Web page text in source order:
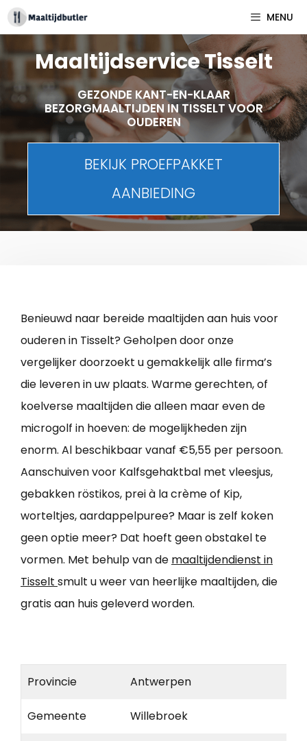
Spring
naar
inhoud
MENU
Maaltijdservice Tisselt
GEZONDE KANT-EN-KLAAR
BEZORGMAALTIJDEN IN TISSELT VOOR
OUDEREN
BEKIJK PROEFPAKKET
AANBIEDING
Benieuwd naar bereide maaltijden aan huis voor
ouderen in Tisselt? Geholpen door onze
vergelijker doorzoekt u gemakkelijk alle firma’s
die leveren in uw plaats. Warme gerechten, of
koelverse maaltijden die alleen maar even de
microgolf in hoeven: de mogelijkheden zijn
enorm. Al beschikbaar vanaf €5,55 per persoon.
Aanschuiven voor Kalfsgehaktbal met vleesjus,
gebakken röstikos, prei à la crème of Kip,
worteltjes, aardappelpuree? Maar is zelf koken
geen optie meer? Dat hoeft geen obstakel te
vormen. Met behulp van de maaltijdendienst in
Tisselt smult u weer van heerlijke maaltijden, die
gratis aan huis geleverd worden.
Provincie Antwerpen
Gemeente Willebroek